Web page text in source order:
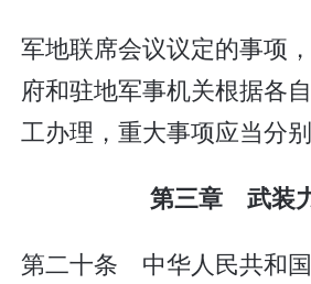
军地联席会议议定的事项
府和驻地军事机关根据各
工办理，重大事项应当分别
第三章 武装
第二十条 中华人民共和